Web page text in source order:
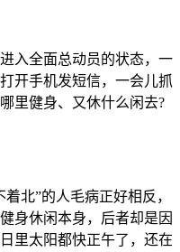
全面总动员的状态，一
开手机发短信，一会儿抓
里健身、又休什么闲去?
北”的人毛病正好相反，
身休闲本身，后者却是因
里太阳都快正午了，还在